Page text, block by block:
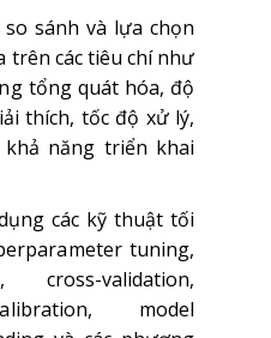
sánh và lựa chọn
trên các tiêu chí như
tổng quát hóa, độ
thích, tốc độ xử lý,
năng triển khai
các kỹ thuật tối
tuning,
cross-validation,
model